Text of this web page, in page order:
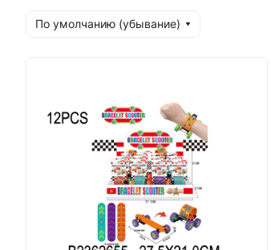
По умолчанию (убывание)